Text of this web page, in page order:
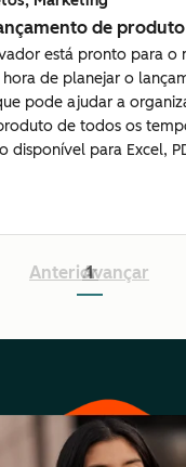
de produto
está pronto para o
de planejar o
pode ajudar a
de todos os
disponível para Excel,
Anterior
1
Avançar